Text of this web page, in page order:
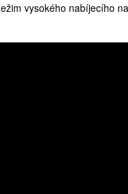
vysokého nabíjecího